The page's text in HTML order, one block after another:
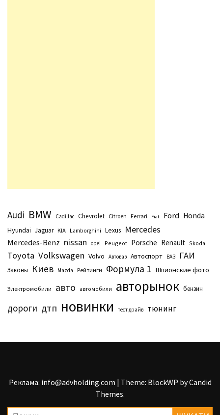
Audi BMW Cadillac Chevrolet Citroen Ferrari Fiat Ford Honda
Hyundai Jaguar KIA Lamborghini Lexus Mercedes
Mercedes-Benz nissan opel Peugeot Porsche Renault Skoda
Toyota Volkswagen Volvo Автоваз Автоспорт ВАЗ ГАИ
Законы Киев Маzda Рейтинги Формула 1 Шпионские фото
Электромобили авто автомобили авторынок бензин
дороги дтп новинки тест драйв тюнинг
Реклама: info@advholding.com | Theme: BlockWP byCandid
Themes.
Пошук: